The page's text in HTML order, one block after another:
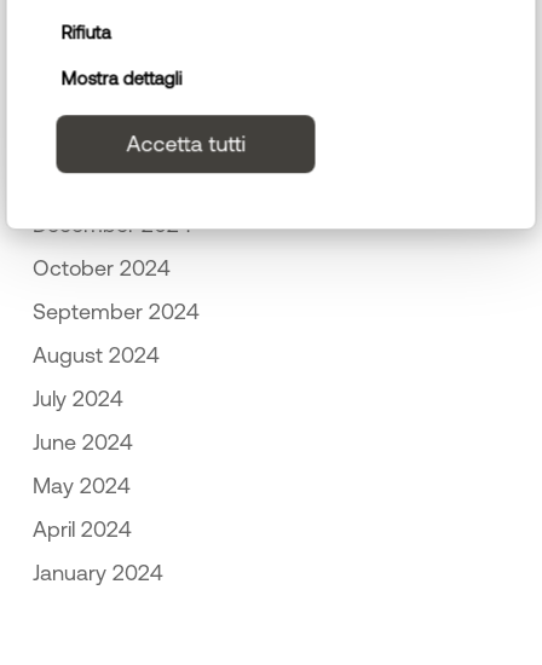
Rifiuta
Mostra dettagli
Accetta tutti
March 2025
February 2025
January 2025
December 2024
October 2024
September 2024
August 2024
July 2024
June 2024
May 2024
April 2024
January 2024